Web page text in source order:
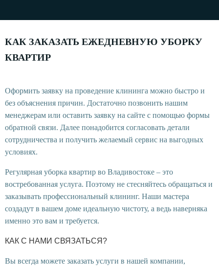
КАК ЗАКАЗАТЬ ЕЖЕДНЕВНУЮ УБОРКУ
КВАРТИР
Оформить заявку на проведение клининга можно быстро и
без объяснения причин. Достаточно позвонить нашим
менеджерам или оставить заявку на сайте с помощью формы
обратной связи. Далее понадобится согласовать детали
сотрудничества и получить желаемый сервис на выгодных
условиях.
Регулярная уборка квартир во Владивостоке – это
востребованная услуга. Поэтому не стесняйтесь обращаться и
заказывать профессиональный клининг. Наши мастера
создадут в вашем доме идеальную чистоту, а ведь наверняка
именно это вам и требуется.
КАК С НАМИ СВЯЗАТЬСЯ?
Вы всегда можете заказать услуги в нашей компании,